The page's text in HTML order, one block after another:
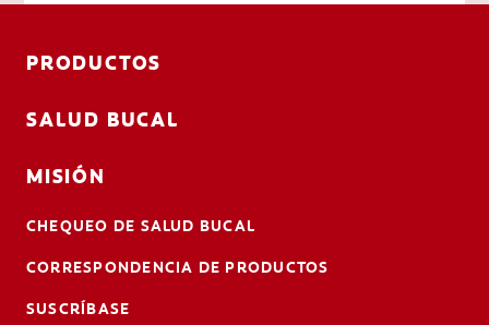
PRODUCTOS
SALUD BUCAL
MISIÓN
CHEQUEO DE SALUD BUCAL
CORRESPONDENCIA DE PRODUCTOS
SUSCRÍBASE